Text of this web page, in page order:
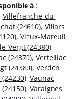
à :
Villefranche-du-
(24610), Villars
, Vieux-Mareuil
Vergt (24380),
(24370), Verteillac
(24380), Verdon
, Vaunac
, Varaignes